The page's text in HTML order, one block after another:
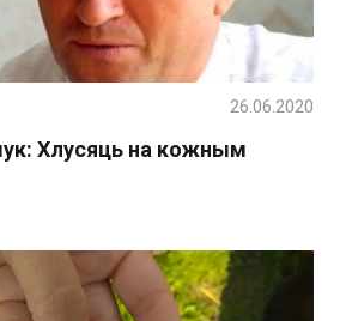
Хлусяць на кожным
26.06.2020